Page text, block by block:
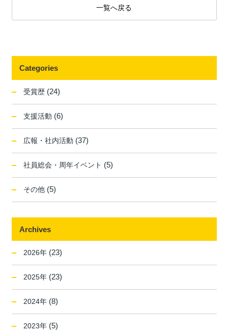
一覧へ戻る
Categories
受賞歴 (24)
支援活動 (6)
広報・社内活動 (37)
社員総会・周年イベント (5)
その他 (5)
Archives
2026年 (23)
2025年 (23)
2024年 (8)
2023年 (5)